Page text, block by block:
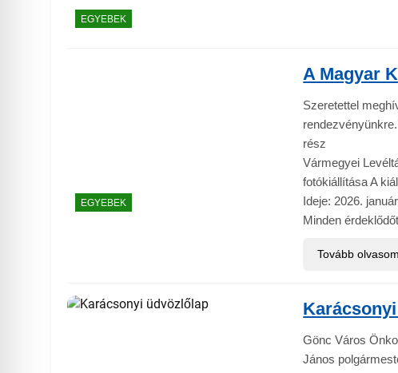
EGYEBEK
EGYEBEK
A Magyar
Szeretettel
rész Lakatos
Vármegyei
fotókiállítása A
Ideje: 2026.
Minden
Tovább olvasom
Gönc Város
János